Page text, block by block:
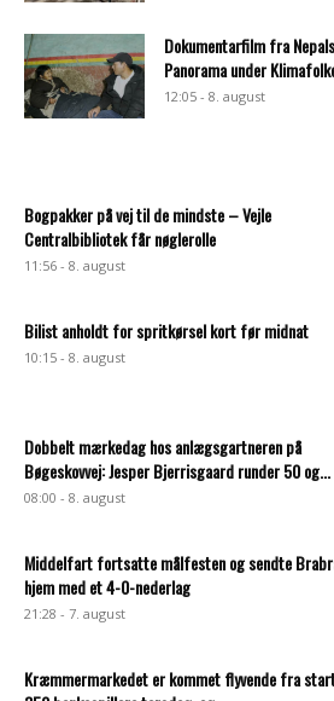
Dokumentarfilm fra
Panorama under
12:05 - 8. august
Bogpakker på vej til de mindste – Vejle
Centralbibliotek får nøglerolle
11:56 - 8. august
Bilist anholdt for spritkørsel kort før midnat
10:15 - 8. august
Dobbelt mærkedag hos anlægsgartneren på
Bøgeskovvej: Jesper Bjerrisgaard runder 50 og...
08:00 - 8. august
Middelfart fortsatte målfesten og sendte
hjem med et 4-0-nederlag
21:28 - 7. august
Kræmmermarkedet er kommet flyvende fra